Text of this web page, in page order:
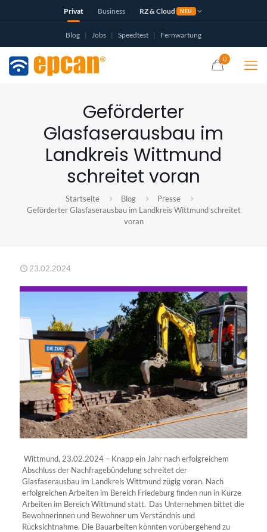
Privat Business RZ & Cloud NEU
Blog | Jobs | Speedtest | Fernwartung
0
Geförderter
Glasfaserausbau im
Landkreis Wittmund
schreitet voran
Startseite Blog
Presse
Geförderter Glasfaserausbau im Landkreis Wittmund schreitet
voran
23.02.2024
Wittmund, 23.02.2024 – Knapp ein Jahr nach erfolgreichem
Abschluss der Nachfragebündelung schreitet der
Glasfaserausbau im Landkreis Wittmund zügig voran. Nach
erfolgreichen Arbeiten im Bereich Friedeburg finden nun in Kürze
Arbeiten im Bereich Wittmund statt. Das Unternehmen bittet die
Bewohnerinnen und Bewohner um Verständnis und
Rücksichtnahme. Die Bauarbeiten könnten vorübergehend zu